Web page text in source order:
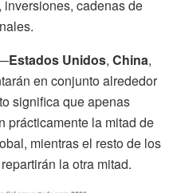
cadenas de
Estados Unidos, China,
en conjunto alrededor
significa que apenas
prácticamente la mitad de
mientras el resto de los
la otra mitad.